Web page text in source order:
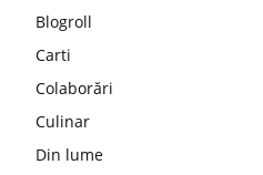
Blogroll
Carti
Colaborări
Culinar
Din lume